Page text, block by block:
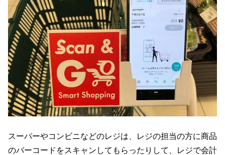
スーパーやコンビニなどのレジは、レジの担当の方に商品
のバーコードをスキャンしてもらったりして、レジで会計